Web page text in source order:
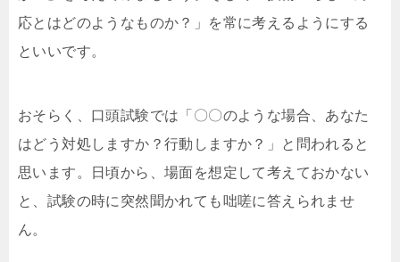
応とはどのようなものか？」を常に考えるようにする
といいです。
おそらく、口頭試験では「〇〇のような場合、あなた
はどう対処しますか？行動しますか？」と問われると
思います。日頃から、場面を想定して考えておかない
と、試験の時に突然聞かれても咄嗟に答えられませ
ん。